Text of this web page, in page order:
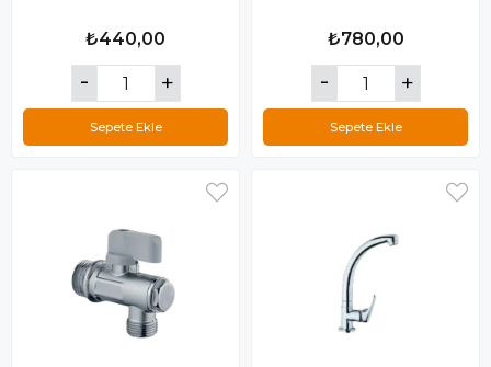
₺440,00
Sepete Ekle
₺780,00
Sepete Ekle